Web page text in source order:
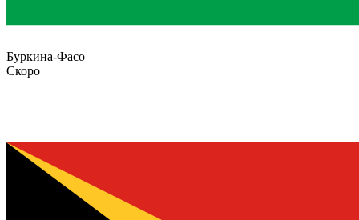
Буркина-Фасо
Скоро